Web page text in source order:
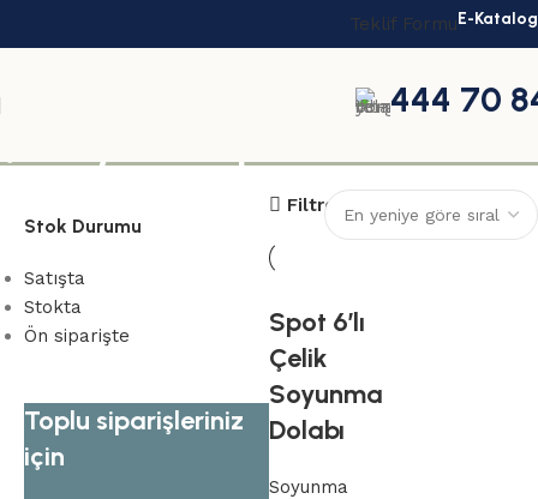
Teklif FormuE-Katalog
444 70
Stok Durumu
Satışta
Stokta
Ön siparişte
Toplu siparişleriniz
için
Filtreler
Spot 6’lı
Çelik
Soyunma
Dolabı
Soyunma